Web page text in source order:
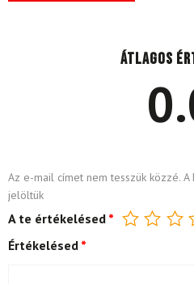
Átlagos
Az e-mail címet nem tesszük közzé. A
jelöltük
A te értékelésed *
Értékelésed *